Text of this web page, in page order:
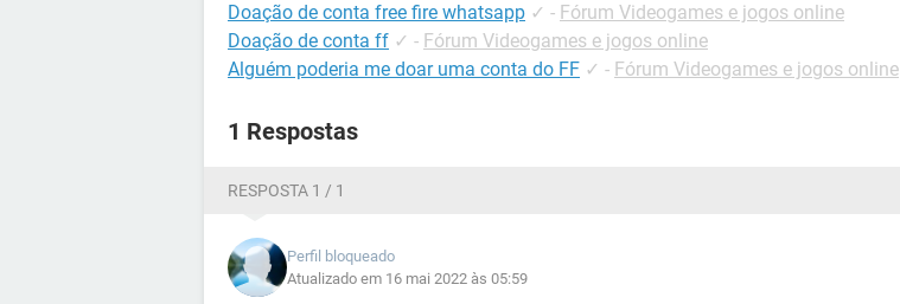
Doação de conta free fire whatsapp ✓ - Fórum Videogames e jogos online
Doação de conta ff ✓ - Fórum Videogames e jogos online
Alguém poderia me doar uma conta do FF ✓ - Fórum Videogames e jogos online
1 Respostas
RESPOSTA 1 / 1
Perfil bloqueado
Atualizado em 16 mai 2022 às 05:59